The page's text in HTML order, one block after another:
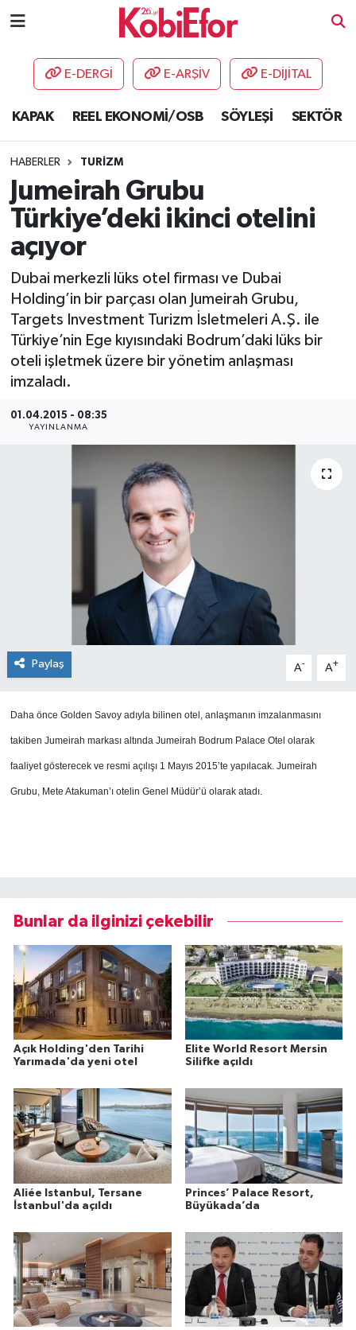
E-DERGİ E-ARŞİV E-DİJİTAL
KAPAK REEL EKONOMİ/OSB SÖYLEŞİ SEKTÖR
HABERLER TURİZM
Jumeirah Grubu
Türkiye’deki ikinci otelini
açıyor
Dubai merkezli lüks otel firması ve Dubai
Holding’in bir parçası olan Jumeirah Grubu,
Targets Investment Turizm İsletmeleri A.Ş. ile
Türkiye’nin Ege kıyısındaki Bodrum’daki lüks bir
oteli işletmek üzere bir yönetim anlaşması
imzaladı.
01.04.2015 - 08:35
YAYINLANMA
Paylaş A- A+
Daha önce Golden Savoy adıyla bilinen otel, anlaşmanın imzalanmasını
takiben Jumeirah markası altında Jumeirah Bodrum Palace Otel olarak
faaliyet gösterecek ve resmi açılışı 1 Mayıs 2015’te yapılacak. Jumeirah
Grubu, Mete Atakuman’ı otelin Genel Müdür’ü olarak atadı.
Bunlar da ilginizi çekebilir
Açık Holding'den Tarihi
Yarımada'da yeni otel
Elite World Resort Mersin
Silifke açıldı
Aliée Istanbul, Tersane
İstanbul'da açıldı
Princes’ Palace Resort,
Büyükada’da
AKADEMİ
DESTEK-TEŞVİK
ETKİNLİK
GÜNCEL
HABERLER
KAPAK
OSB
SEKTÖR
ŞİRKET PANO
ÜLKE